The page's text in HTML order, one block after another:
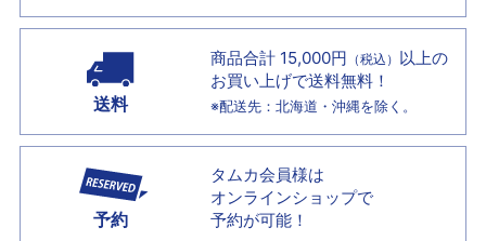
送料
商品合計 15,000円 （税込） 以上の
お買い上げで送料無料！
※配送先：北海道・沖縄を除く。
予約
タムカ会員様は
オンラインショップで
予約が可能！